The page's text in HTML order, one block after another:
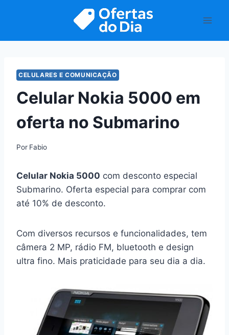
CELULARES E COMUNICAÇÃO
Celular Nokia 5000 em
oferta no Submarino
Por Fabio
Celular Nokia 5000 com desconto especial
Submarino. Oferta especial para comprar com
até 10% de desconto.
Com diversos recursos e funcionalidades, tem
câmera 2 MP, rádio FM, bluetooth e design
ultra fino. Mais praticidade para seu dia a dia.